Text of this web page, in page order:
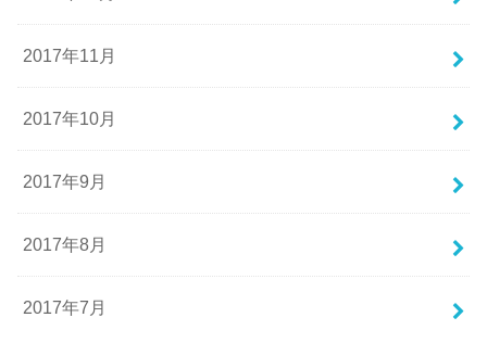
2017年11月
2017年10月
2017年9月
2017年8月
2017年7月